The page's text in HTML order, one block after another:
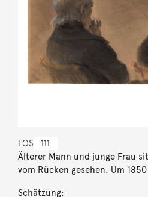
LOS 111
Älterer Mann und junge Frau
vom Rücken gesehen. Um 1850
Schätzung: